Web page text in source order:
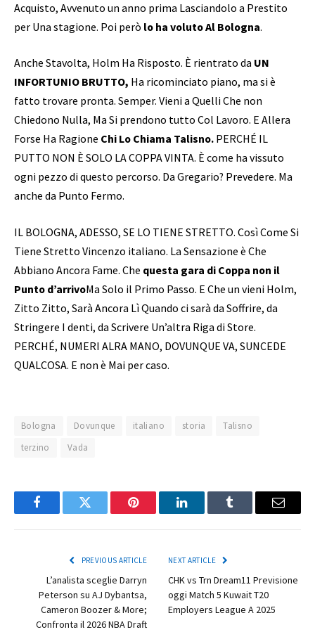
Acquisto, Avvenuto un anno prima Lasciandolo a Prestito
per Una stagione. Poi però lo ha volutoAl Bologna.
Anche Stavolta, Holm Ha Risposto. È rientrato da UN
INFORTUNIO BRUTTO, Ha ricominciato piano, ma si è
fatto trovare pronta. Semper. Vieni a Quelli Che non
Chiedono Nulla, Ma Si prendono tutto Col Lavoro. E Allera
Forse Ha Ragione Chi Lo Chiama Talisno. PERCHÉ IL
PUTTO NON È SOLO LA COPPA VINTA. È come ha vissuto
ogni pezzo di questo percorso. Da Gregario? Prevedere. Ma
anche da Punto Fermo.
IL BOLOGNA, ADESSO, SE LO TIENE STRETTO. Così Come Si
Tiene Stretto Vincenzo italiano. La Sensazione è Che
Abbiano Ancora Fame. Che questa gara di Coppa non il
Punto d’arrivoMa Solo il Primo Passo. E Che un vieni Holm,
Zitto Zitto, Sarà Ancora Lì Quando ci sarà da Soffrire, da
Stringere I denti, da Scrivere Un’altra Riga di Store.
PERCHÉ, NUMERI ALRA MANO, DOVUNQUE VA, SUNCEDE
QUALCOSA. E non è Mai per caso.
Bologna Dovunque italiano storia
Talisno
terzino
Vada
FacebookTwitter Pinterest LinkedInTumblr Email
PREVIOUS ARTICLE
L’analista sceglie Darryn
Peterson su AJ Dybantsa,
Cameron Boozer & More;
Confronta il 2026 NBA Draft
NEXT ARTICLE
CHK vs Trn Dream11 Previsione
oggi Match 5 Kuwait T20
Employers League A 2025